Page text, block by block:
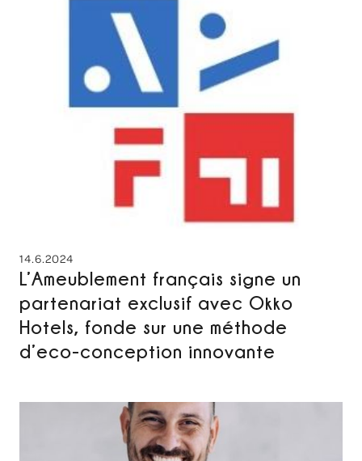
14.6.2024
L’Ameublement français signe un
partenariat exclusif avec Okko
Hotels, fonde sur une méthode
d’eco-conception innovante